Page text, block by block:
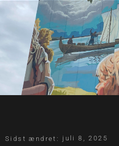
Sidst ændret: juli 8, 2025